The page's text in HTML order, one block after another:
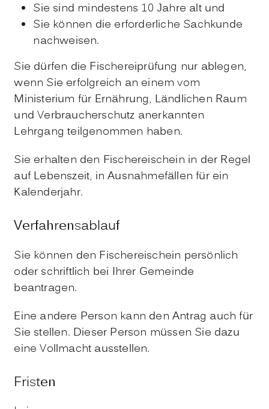
Sie sind mindestens 10 Jahre alt und
Sie können die erforderliche Sachkunde
nachweisen.
Sie dürfen die Fischereiprüfung nur ablegen,
wenn Sie erfolgreich an einem vom
Ministerium für Ernährung, Ländlichen Raum
und Verbraucherschutz anerkannten
Lehrgang teilgenommen haben.
Sie erhalten den Fischereischein in der Regel
auf Lebenszeit, in Ausnahmefällen für ein
Kalenderjahr.
Verfahrensablauf
Sie können den Fischereischein persönlich
oder schriftlich bei Ihrer Gemeinde
beantragen.
Eine andere Person kann den Antrag auch für
Sie stellen. Dieser Person müssen Sie dazu
eine Vollmacht ausstellen.
Fristen